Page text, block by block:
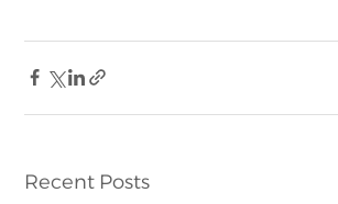
Recent Posts